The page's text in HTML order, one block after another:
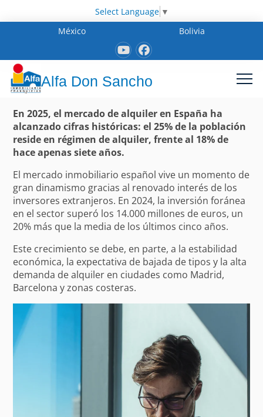
Select Language ▼
México
Bolivia
Alfa Don Sancho
En 2025, el mercado de alquiler en España ha
alcanzado cifras históricas: el 25% de la población
reside en régimen de alquiler, frente al 18% de
hace apenas siete años.
El mercado inmobiliario español vive un momento de
gran dinamismo gracias al renovado interés de los
inversores extranjeros. En 2024, la inversión foránea
en el sector superó los 14.000 millones de euros, un
20% más que la media de los últimos cinco años.
Este crecimiento se debe, en parte, a la estabilidad
económica, la expectativa de bajada de tipos y la alta
demanda de alquiler en ciudades como Madrid,
Barcelona y zonas costeras.